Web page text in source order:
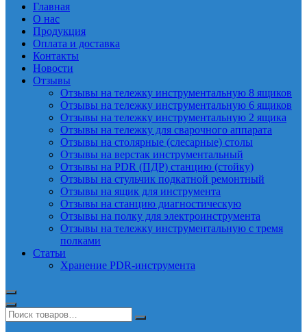
Главная
О нас
Продукция
Оплата и доставка
Контакты
Новости
Отзывы
Отзывы на тележку инструментальную 8 ящиков
Отзывы на тележку инструментальную 6 ящиков
Отзывы на тележку инструментальную 2 ящика
Отзывы на тележку для сварочного аппарата
Отзывы на столярные (слесарные) столы
Отзывы на верстак инструментальный
Отзывы на PDR (ПДР) станцию (стойку)
Отзывы на стульчик подкатной ремонтный
Отзывы на ящик для инструмента
Отзывы на станцию диагностическую
Отзывы на полку для электроинструмента
Отзывы на тележку инструментальную с тремя
полками
Статьи
Хранение PDR-инструмента